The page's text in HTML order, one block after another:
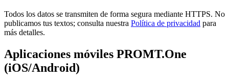
Todos los datos se transmiten de forma segura mediante HTTPS. No
publicamos tus textos; consulta nuestra Política de privacidad para
más detalles.
Aplicaciones móviles PROMT.One
(iOS/Android)